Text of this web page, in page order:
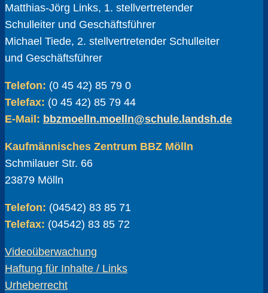
Matthias-Jörg Links, 1. stellvertretender
Schulleiter und Geschäftsführer
Michael Tiede, 2. stellvertretender Schulleiter
und Geschäftsführer
Telefon: (0 45 42) 85 79 0
Telefax: (0 45 42) 85 79 44
E-Mail: bbzmoelln.moelln@schule.landsh.de
Kaufmännisches Zentrum BBZ Mölln
Schmilauer Str. 66
23879 Mölln
Telefon: (04542) 83 85 71
Telefax: (04542) 83 85 72
Videoüberwachung
Haftung für Inhalte / Links
Urheberrecht